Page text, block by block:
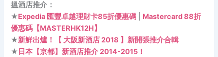
搵酒店推介：
★Expedia 匯豐卓越理財卡85折優惠碼
Mastercard 88折
優惠碼【MASTERHK12H】
★新鮮出爐！【 大阪新酒店 2018 】新開張推介合輯
★ 日本【京都】新酒店推介 2014-2015！